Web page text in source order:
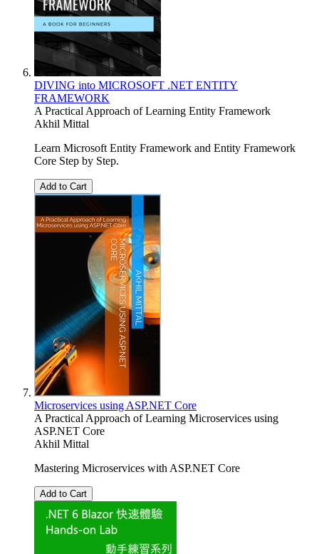
DIVING into MICROSOFT .NET ENTITY
FRAMEWORK
A Practical Approach of Learning Entity Framework
Akhil Mittal
Learn Microsoft Entity Framework and Entity Framework
Core Step by Step.
Add to Cart
Microservices using ASP.NET Core
A Practical Approach of Learning Microservices using
ASP.NET Core
Akhil Mittal
Mastering Microservices with ASP.NET Core
Add to Cart